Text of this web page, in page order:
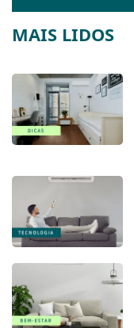
MAIS LIDOS